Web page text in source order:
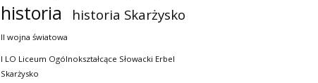
historia historia Skarżysko
II wojna światowa
I LO Liceum Ogólnokształcące Słowacki Erbel
Skarżysko